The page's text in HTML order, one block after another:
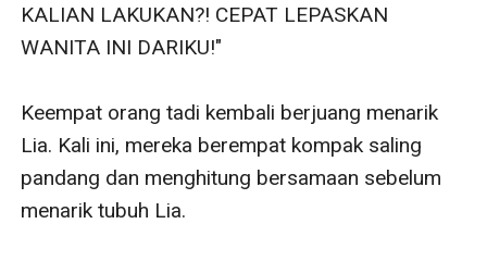
KALIAN LAKUKAN?! CEPAT LEPASKAN
WANITA INI DARIKU!"
Keempat orang tadi kembali berjuang menarik
Lia. Kali ini, mereka berempat kompak saling
pandang dan menghitung bersamaan sebelum
menarik tubuh Lia.